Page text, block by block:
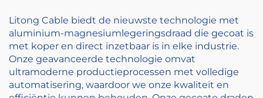
Litong Cable biedt de nieuwste technologie met
aluminium-magnesiumlegeringsdraad die gecoat is
met koper en direct inzetbaar is in elke industrie.
Onze geavanceerde technologie omvat
ultramoderne productieprocessen met volledige
automatisering, waardoor we onze kwaliteit en